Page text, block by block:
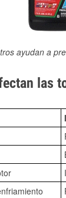
ayudan a
las